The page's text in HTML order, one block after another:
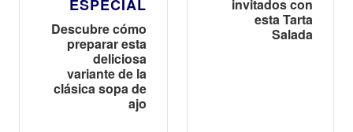
ESPECIAL
Descubre cómo
preparar esta
deliciosa
variante de la
clásica sopa de
ajo
invitados con
esta Tarta
Salada